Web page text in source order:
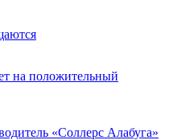
на положительный
«Соллерс Алабуга»